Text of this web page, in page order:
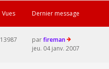
Vues Dernier message
13987 parfireman
jeu. 04 janv. 2007